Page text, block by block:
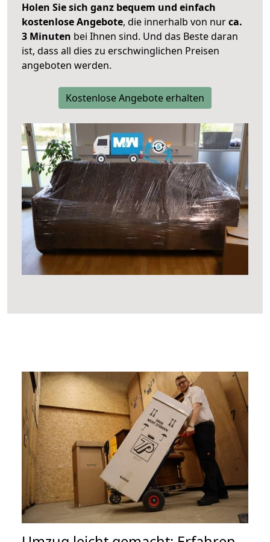
Holen Sie sich ganz bequem und einfach
kostenlose Angebote, die innerhalb von nurca.
3 Minuten bei Ihnen sind. Und das Beste daran
ist, dass all dies zu erschwinglichen Preisen
angeboten werden.
Kostenlose Angebote erhalten